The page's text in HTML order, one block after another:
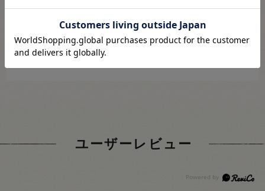
・予告なくパッケージが変更になる場合がございます。
・当社の他オンラインショップと在庫を共有しており、注文が確定して
も完売･欠品の場合があります。予めご了承下さい。
ユーザーレビュー